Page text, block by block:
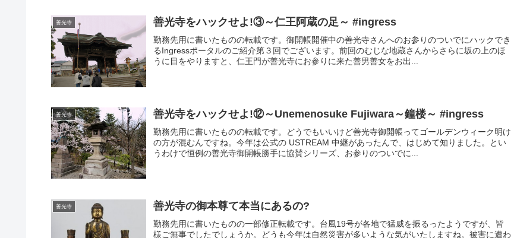
善光寺 善光寺をハックせよ!③～仁王阿蔵の足～ #ingress
勤務先用に書いたものの転載です。御開帳開催中の善光寺さんへのお参りのついでにハックでき
るIngressポータルのご紹介第３回でございます。前回のむじな地蔵さんからさらに坂の上のほ
うに目をやりますと、仁王門が善光寺にお参りに来た善男善女をお出...
善光寺 善光寺をハックせよ!⑫～Unemenosuke Fujiwara～鐘楼～ #ingress
勤務先用に書いたものの転載です。どうでもいいけど善光寺御開帳ってゴールデンウィーク明け
の方が混むんですね。今年は公式の USTREAM 中継があったんで、はじめて知りました。とい
うわけで恒例の善光寺御開帳勝手に協賛シリーズ、お参りのついでに...
善光寺 善光寺の御本尊て本当にあるの?
勤務先用に書いたものの一部修正転載です。台風19号が各地で猛威を振るったようですが、皆
様ご無事でしたでしょうか。どうも今年は自然災害が多いような気がいたしますね。被害に遭わ